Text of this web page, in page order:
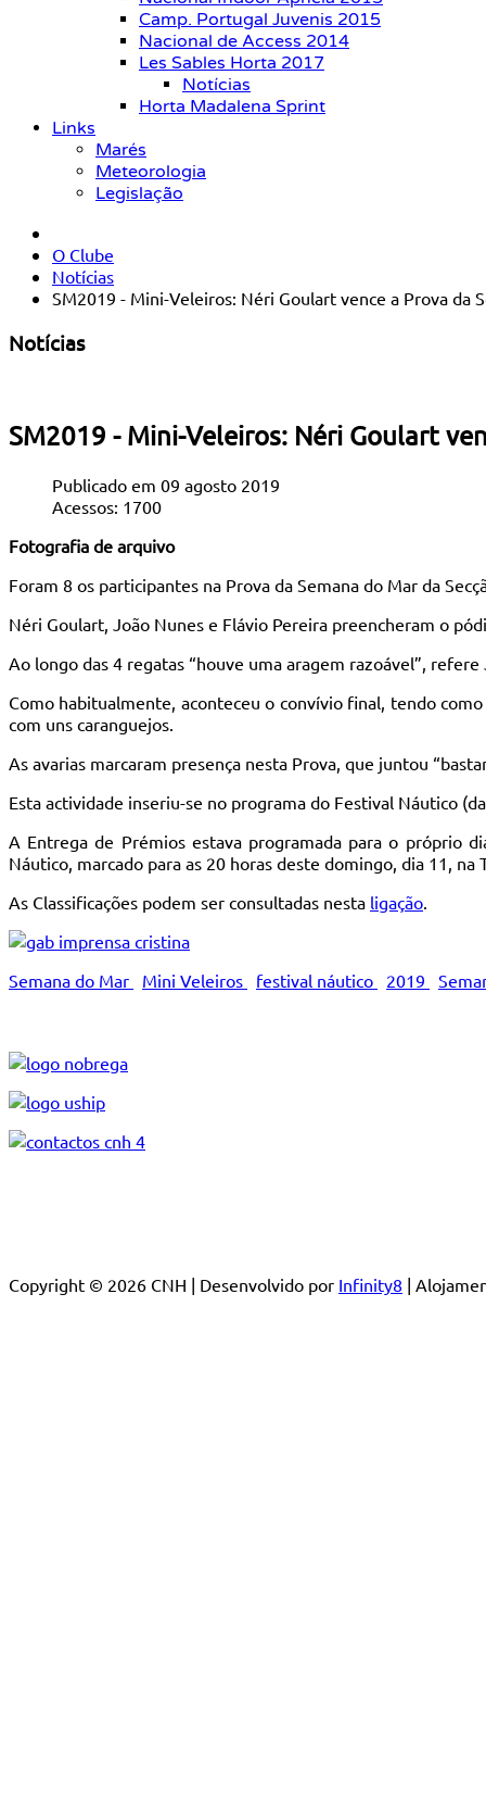
Camp. Portugal Juvenis 2015
Nacional de Access 2014
Les Sables Horta 2017
Notícias
Horta Madalena Sprint
Links
Marés
Meteorologia
Legislação
O Clube
Notícias
SM2019 - Mini-Veleiros: Néri Goulart vence a Prova da
Notícias
SM2019 - Mini-Veleiros: Néri Goulart
Publicado em 09 agosto 2019
Acessos: 1700
Fotografia de arquivo
Foram 8 os participantes na Prova da Semana do Mar da
Néri Goulart, João Nunes e Flávio Pereira preencheram o
Ao longo das 4 regatas “houve uma aragem razoável”,
Como habitualmente, aconteceu o convívio final, tendo
com uns caranguejos.
As avarias marcaram presença nesta Prova, que juntou
Esta actividade inseriu-se no programa do Festival Náutico
A Entrega de Prémios estava programada para o próprio
Náutico, marcado para as 20 horas deste domingo, dia 11, na
As Classificações podem ser consultadas nesta ligação.
Semana do Mar Mini Veleiros festival náutico 2019
Copyright © 2026 CNH | Desenvolvido por Infinity8 |